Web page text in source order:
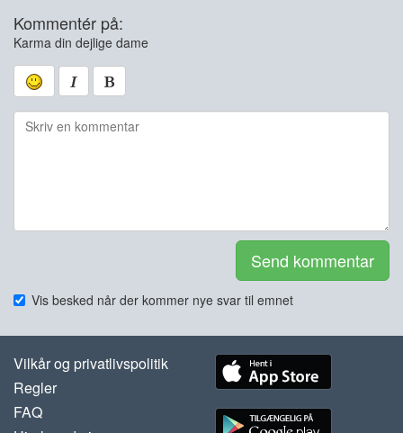
Kommentér på:
Karma din dejlige dame
Send kommentar
Vis besked når der kommer nye svar til emnet
Vilkår og privatlivspolitik
Regler
FAQ